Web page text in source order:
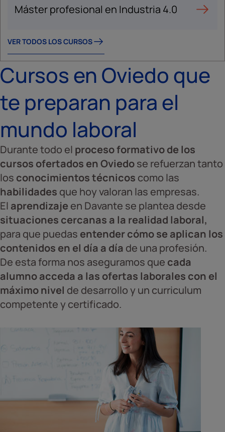
Máster profesional en Industria 4.0
VER TODOS LOS CURSOS
Cursos en Oviedo que
te preparan para el
mundo laboral
Durante todo el proceso formativo de los
cursos ofertados en Oviedose refuerzan tanto
los conocimientos técnicos como las
habilidades que hoy valoran las empresas.
El aprendizaje en Davante se plantea desde
situaciones cercanas a la realidad laboral,
para que puedas entender cómo se aplican los
contenidos en el día a día de una profesión.
De esta forma nos aseguramos que cada
alumno acceda a las ofertas laborales con el
máximo nivel de desarrollo y un curriculum
competente y certificado.